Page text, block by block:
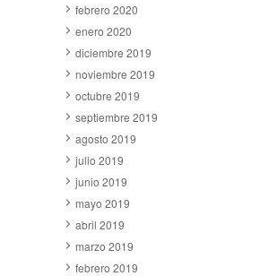
febrero 2020
enero 2020
diciembre 2019
noviembre 2019
octubre 2019
septiembre 2019
agosto 2019
julio 2019
junio 2019
mayo 2019
abril 2019
marzo 2019
febrero 2019